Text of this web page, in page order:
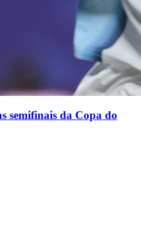
semifinais da Copa do